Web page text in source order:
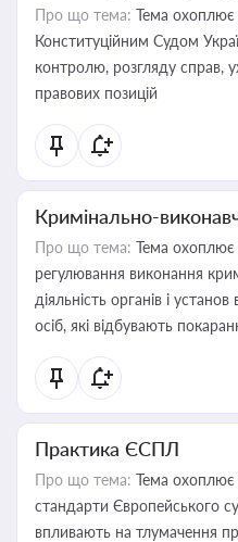
Про що тема: Тема охоплює
Конституційним Судом
контролю, розгляду справ,
правових позицій
Кримінально-
Про що тема: Тема охоплює
регулювання виконання
діяльність органів і
осіб, які відбувають
Практика ЄСПЛ
Про що тема: Тема охоплює
стандарти Європейського
впливають на тлумачення